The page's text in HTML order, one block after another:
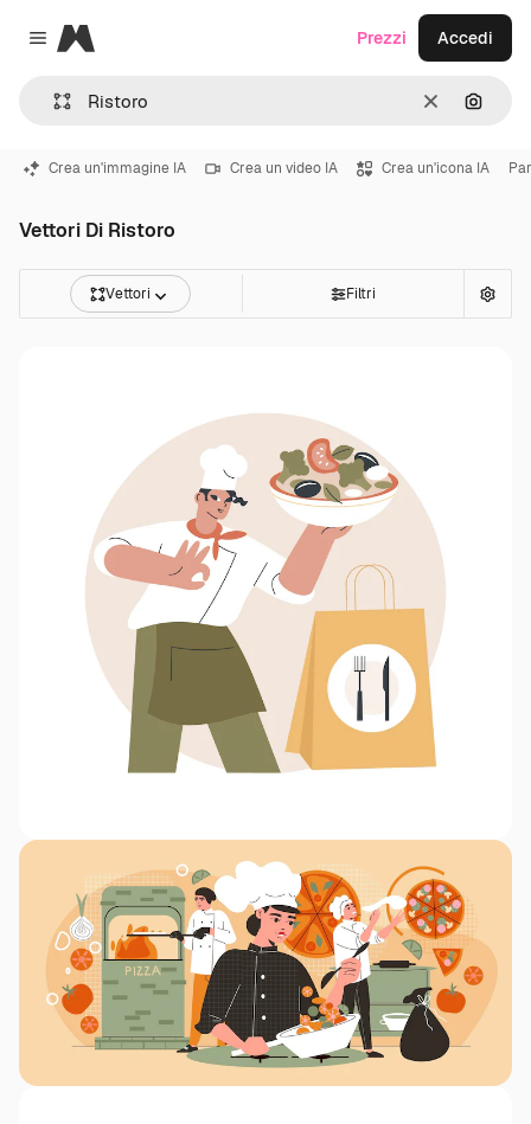
Close menu
Magnific
CancellaCerca
Prezzi Accedi
Crea un'immagine IA Crea un video IA Crea un'icona IA
Vettori Di Ristoro
Vettori Filtri